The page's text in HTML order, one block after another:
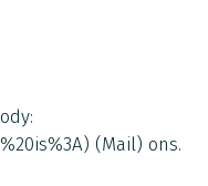
(Mail) ons.